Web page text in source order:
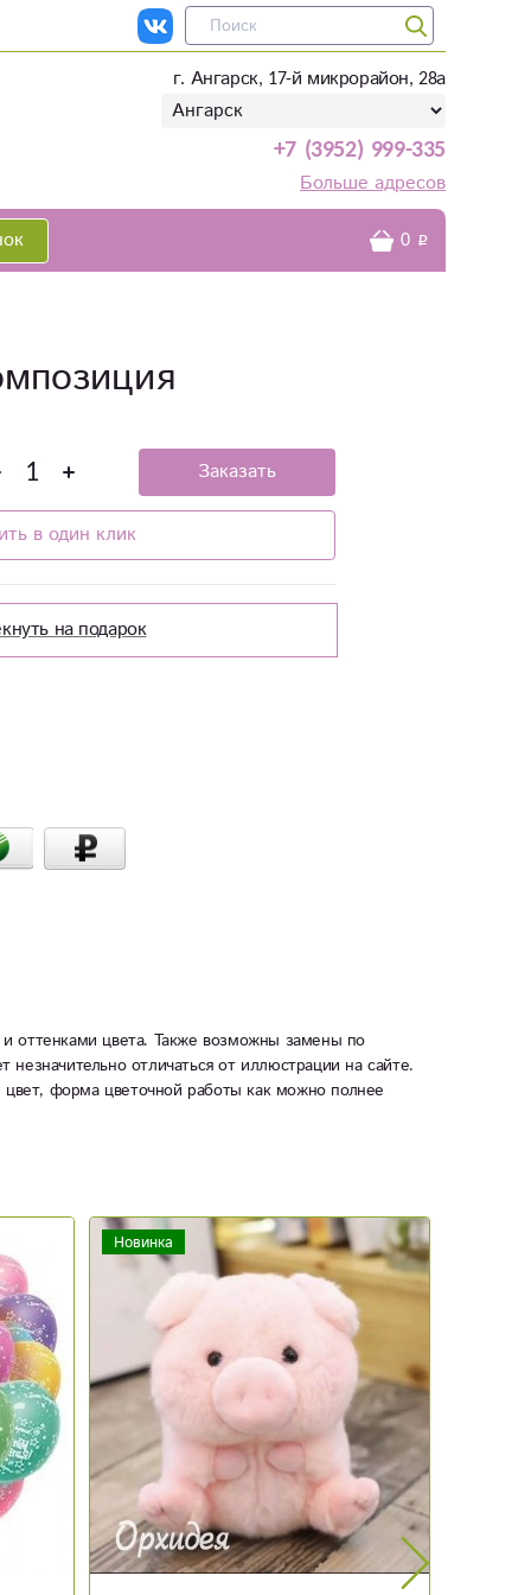
г. Ангарск, 17-й микрорайон, 28а
+7 (3952) 999-335
Больше адресов
0
Заказать
в один клик
на подарок
оттенками цвета. Также возможны замены по
отличаться от иллюстрации на сайте.
форма цветочной работы как можно полнее